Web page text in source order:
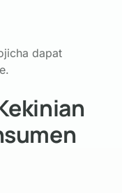
dapat